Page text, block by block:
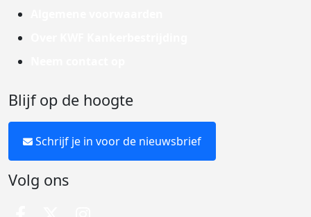
Blijf op de hoogte
Schrijf je in voor de nieuwsbrief
Volg ons